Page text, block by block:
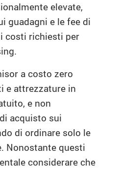
elevate,
guadagni e le fee di
costi richiesti per
a costo zero
e attrezzature in
e non
acquisto sui
di ordinare solo le
Nonostante questi
considerare che